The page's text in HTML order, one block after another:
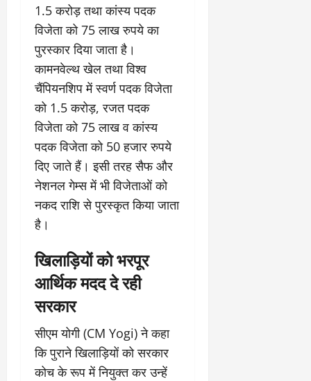
1.5 करोड़ तथा कांस्य पदक
विजेता को 75 लाख रुपये का
पुरस्कार दिया जाता है।
कामनवेल्थ खेल तथा विश्व
चैंपियनशिप में स्वर्ण पदक विजेता
को 1.5 करोड़, रजत पदक
विजेता को 75 लाख व कांस्य
पदक विजेता को 50 हजार रुपये
दिए जाते हैं। इसी तरह सैफ और
नेशनल गेम्स में भी विजेताओं को
नकद राशि से पुरस्कृत किया जाता
है।
खिलाड़ियों को भरपूर
आर्थिक मदद दे रही
सरकार
सीएम योगी (CM Yogi) ने कहा
कि पुराने खिलाड़ियों को सरकार
कोच के रूप में नियुक्त कर उन्हें